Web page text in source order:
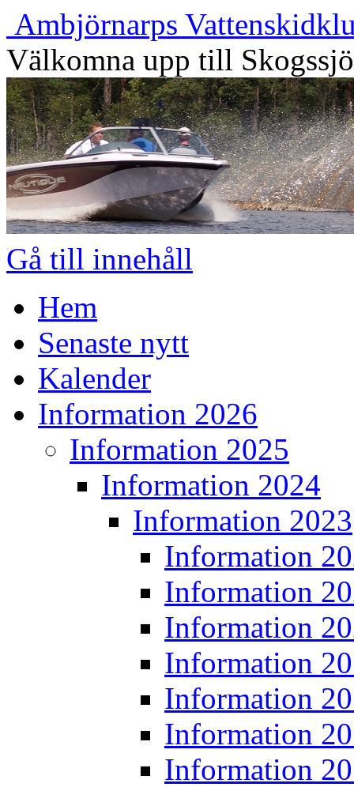
Ambjörnarps
Välkomna upp till
Gå till innehåll
Hem
Senaste nytt
Kalender
Information 2026
Information 2025
Information 2024
Information 2023
Information
Information
Information
Information
Information
Information
Information